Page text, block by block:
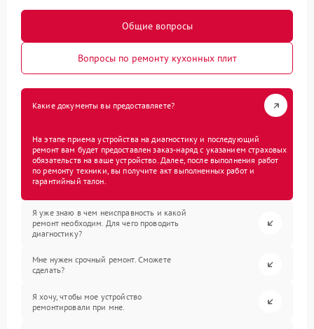
Общие вопросы
Вопросы по ремонту кухонных плит
Какие документы вы предоставляете?
На этапе приема устройства на диагностику и последующий
ремонт вам будет предоставлен заказ-наряд с указанием страховых
обязательств на ваше устройство. Далее, после выполнения работ
по ремонту техники, вы получите акт выполненных работ и
гарантийный талон.
Я уже знаю в чем неисправность и какой
ремонт необходим. Для чего проводить
диагностику?
Мне нужен срочный ремонт. Сможете
сделать?
Я хочу, чтобы мое устройство
ремонтировали при мне.